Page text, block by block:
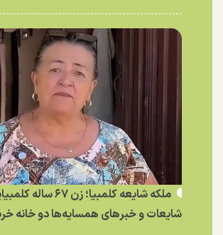
ملکه شایعه کلمبیا؛
شایعات و خبر‌های همسایه‌ها دو خانه